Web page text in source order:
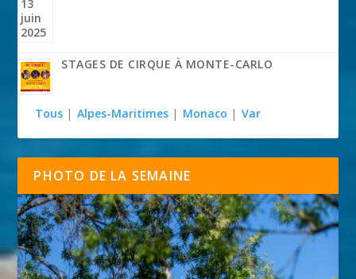
STAGES DE CIRQUE À MONTE-CARLO
Tous | Alpes-Maritimes | Monaco | Var
PHOTO DE LA SEMAINE